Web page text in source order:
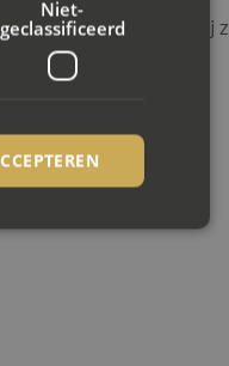
staan voorop, en wij
Niet-
geclassificeerd